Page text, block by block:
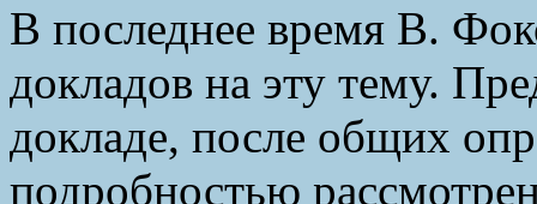
В последнее время В.
докладов на эту тему.
докладе, после общих
подробностью